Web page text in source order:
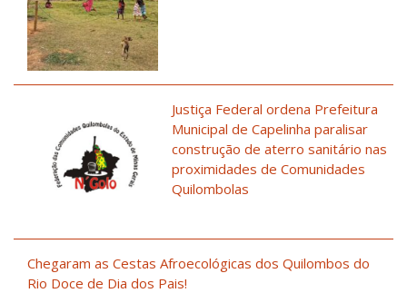
Justiça Federal ordena Prefeitura
Municipal de Capelinha paralisar
construção de aterro sanitário nas
proximidades de Comunidades
Quilombolas
Chegaram as Cestas Afroecológicas dos Quilombos do
Rio Doce de Dia dos Pais!